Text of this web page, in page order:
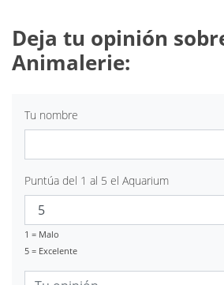
Deja tu opinión
Animalerie:
Tu nombre
Puntúa del 1 al 5 el Aquarium
1 = Malo
5 = Excelente